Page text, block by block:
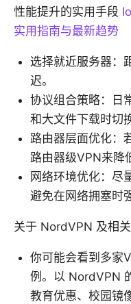
性能提升的实用手段
实用指南与最新趋势
选择就近服务器：
迟。
协议组合策略：日
和大文件下载时切
路由器层面优化：
路由器级VPN来降
网络环境优化：尽
避免在网络拥塞时
关于 NordVPN 及相关
你可能会看到多家
例。以 NordVPN
教育优惠、校园镜